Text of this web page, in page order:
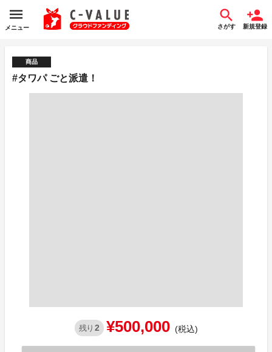
メニュー さがす 新規登録
商品
#タワパ ごと派遣！
残り 2 ¥500,000 (税込)